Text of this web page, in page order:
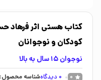
کتاب هستی اثر فرهاد
کودکان و نوجوانان
نوجوان 15 سال به بالا
0
0 دیدگاهشناسه محصول: